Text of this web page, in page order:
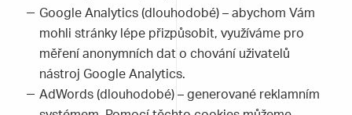
Google Analytics (dlouhodobé) – abychom Vám
mohli stránky lépe přizpůsobit, využíváme pro
měření anonymních dat o chování uživatelů
nástroj Google Analytics.
AdWords (dlouhodobé) – generované reklamním